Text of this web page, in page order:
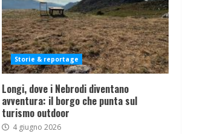
Storie & reportage
Longi, dove i Nebrodi diventano
avventura: il borgo che punta sul
turismo outdoor
4 giugno 2026